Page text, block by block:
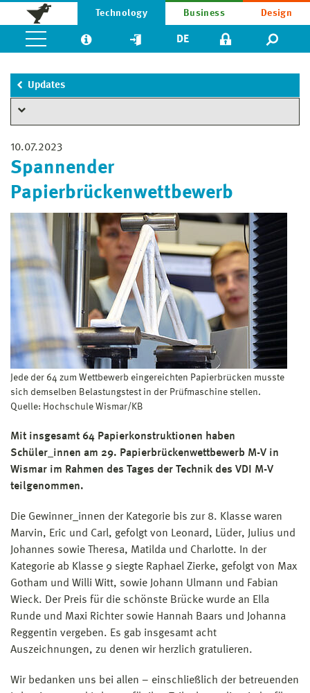
Technology Business Design
DE
Updates
10.07.2023
Spannender
Papierbrückenwettbewerb
Jede der 64 zum Wettbewerb eingereichten Papierbrücken musste
sich demselben Belastungstest in der Prüfmaschine stellen.
Quelle: Hochschule Wismar/KB
Mit insgesamt 64 Papierkonstruktionen haben
Schüler_innen am 29. Papierbrückenwettbewerb M-V in
Wismar im Rahmen des Tages der Technik des VDI M-V
teilgenommen.
Die Gewinner_innen der Kategorie bis zur 8. Klasse waren
Marvin, Eric und Carl, gefolgt von Leonard, Lüder, Julius und
Johannes sowie Theresa, Matilda und Charlotte. In der
Kategorie ab Klasse 9 siegte Raphael Zierke, gefolgt von Max
Gotham und Willi Witt, sowie Johann Ulmann und Fabian
Wieck. Der Preis für die schönste Brücke wurde an Ella
Runde und Maxi Richter sowie Hannah Baars und Johanna
Reggentin vergeben. Es gab insgesamt acht
Auszeichnungen, zu denen wir herzlich gratulieren.
Wir bedanken uns bei allen – einschließlich der betreuenden